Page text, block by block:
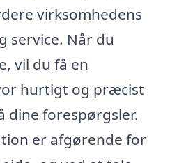
virksomhedens
service. Når du
vil du få en
hurtigt og præcist
dine forespørgsler.
er afgørende for